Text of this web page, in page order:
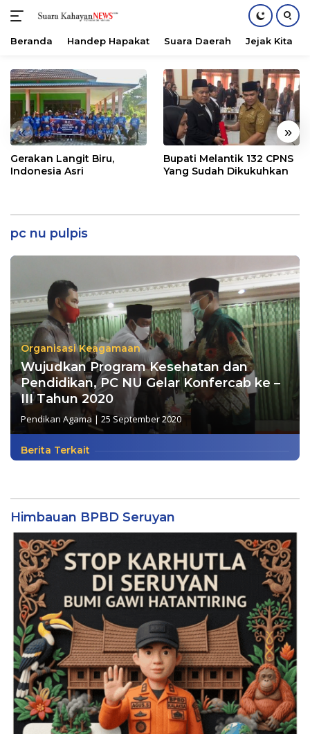
konten
Beranda Handep Hapakat Suara Daerah Jejak Kita
« »
Gerakan Langit Biru,
Indonesia Asri
Bupati Melantik 132 CPNS
Yang Sudah Dikukuhkan
pc nu pulpis
Organisasi Keagamaan
Wujudkan Program Kesehatan dan
Pendidikan, PC NU Gelar Konfercab ke –
III Tahun 2020
Pendikan Agama | 25 September 2020
Berita Terkait
Himbauan BPBD Seruyan